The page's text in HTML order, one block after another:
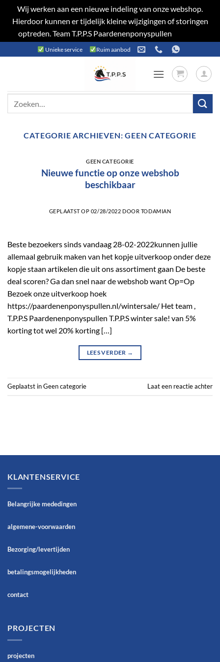
Wij werken aan een nieuwe indeling van onze webshop.
Hierdoor kunnen er tijdelijk kleine wijzigingen of storingen
optreden. Team T.P.P.S Paardenenponyspullen
naar
Unieke service Ruim aanbod
CATEGORIE ARCHIEVEN:GEEN CATEGORIE
GEEN CATEGORIE
Nieuwe functie op onze webshob
beschikbaar
GEPLAATST OP 02/28/2022 DOOR TODAMIAN
Beste bezoekers sinds vandaag 28-02-2022kunnen jullie
allemaal gebruik maken van het kopje uitverkoop onder deze
kopje staan artikelen die uit ons assortiment gaan De beste
deal scoren? Ga dan snel naar de webshob want Op=Op
Bezoek onze uitverkoop hoek
https://paardenenponyspullen.nl/wintersale/ Het team ,
T.P.P.S Paardenenponyspullen T.P.P.S winter sale! van 5%
korting tot wel 20% korting […]
LEES VERDER →
Geplaatst inGeen categorie Laat een reactie achter
KLANTENSERVICE
Belangrijke mededingen
algemene-voorwaarden
Bezorging/levertijden
betalingsmogelijkheden
contact
PROJECTEN
projecten